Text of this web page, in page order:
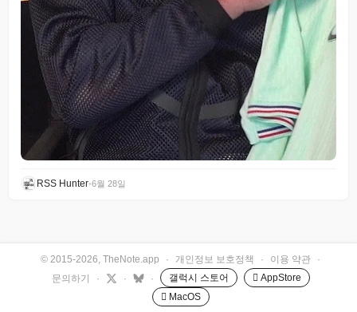
RSS Hunter•6월 28일
© 2015-2026, TheNote.app · 개인정보 보호정책 · 이용 약관
·
문의하기
· · · 갤럭시 스토어
 AppStore
 MacOS